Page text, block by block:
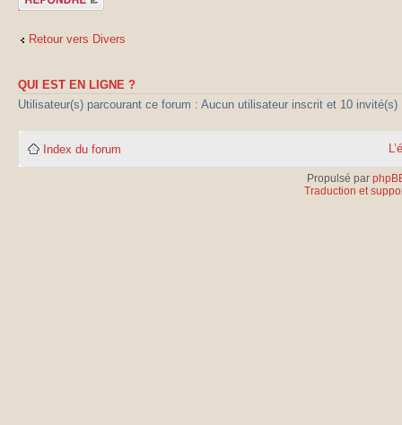
réponse
Retour vers Divers
QUI EST EN LIGNE ?
Utilisateur(s) parcourant ce forum : Aucun utilisateur inscrit et 10 invité(s)
Index du forum
Propulsé par
Traduction et